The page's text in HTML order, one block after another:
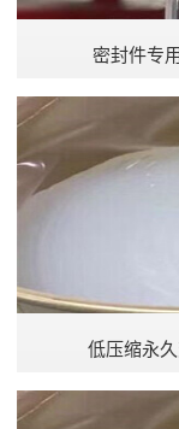
密封件专
低压缩永